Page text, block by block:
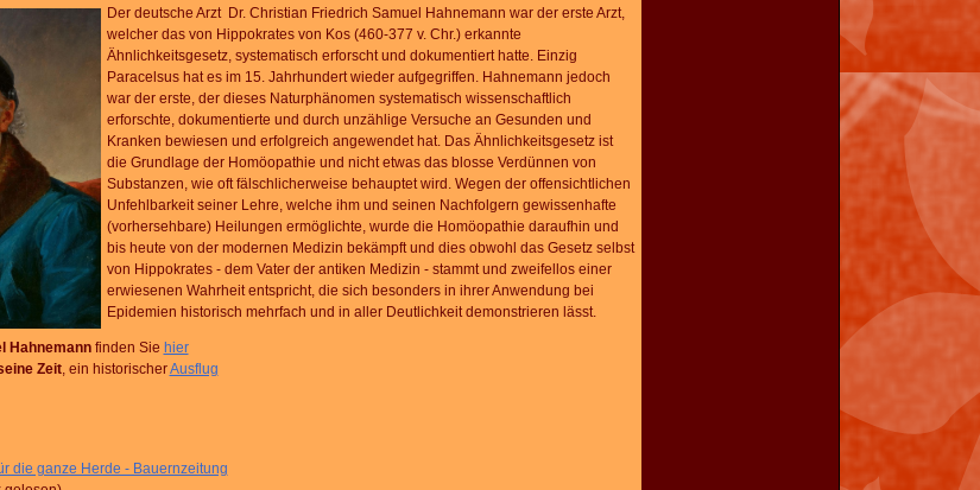
Der deutsche Arzt Dr. Christian Friedrich Samuel Hahnemann war der erste Arzt,
welcher das von Hippokrates von Kos (460-377 v. Chr.) erkannte
Ähnlichkeitsgesetz, systematisch erforscht und dokumentiert hatte. Einzig
Paracelsus hat es im 15. Jahrhundert wieder aufgegriffen. Hahnemann jedoch
war der erste, der dieses Naturphänomen systematisch wissenschaftlich
erforschte, dokumentierte und durch unzählige Versuche an Gesunden und
Kranken bewiesen und erfolgreich angewendet hat. Das Ähnlichkeitsgesetz ist
die Grundlage der Homöopathie und nicht etwas das blosse Verdünnen von
Substanzen, wie oft fälschlicherweise behauptet wird. Wegen der offensichtlichen
Unfehlbarkeit seiner Lehre, welche ihm und seinen Nachfolgern gewissenhafte
(vorhersehbare) Heilungen ermöglichte, wurde die Homöopathie daraufhin und
bis heute von der modernen Medizin bekämpft und dies obwohl das Gesetz selbst
von Hippokrates - dem Vater der antiken Medizin - stammt und zweifellos einer
erwiesenen Wahrheit entspricht, die sich besonders in ihrer Anwendung bei
Epidemien historisch mehrfach und in aller Deutlichkeit demonstrieren lässt.
Hahnemannfinden Sie hier
Zeit, ein historischerAusflug
die ganze Herde - Bauernzeitung